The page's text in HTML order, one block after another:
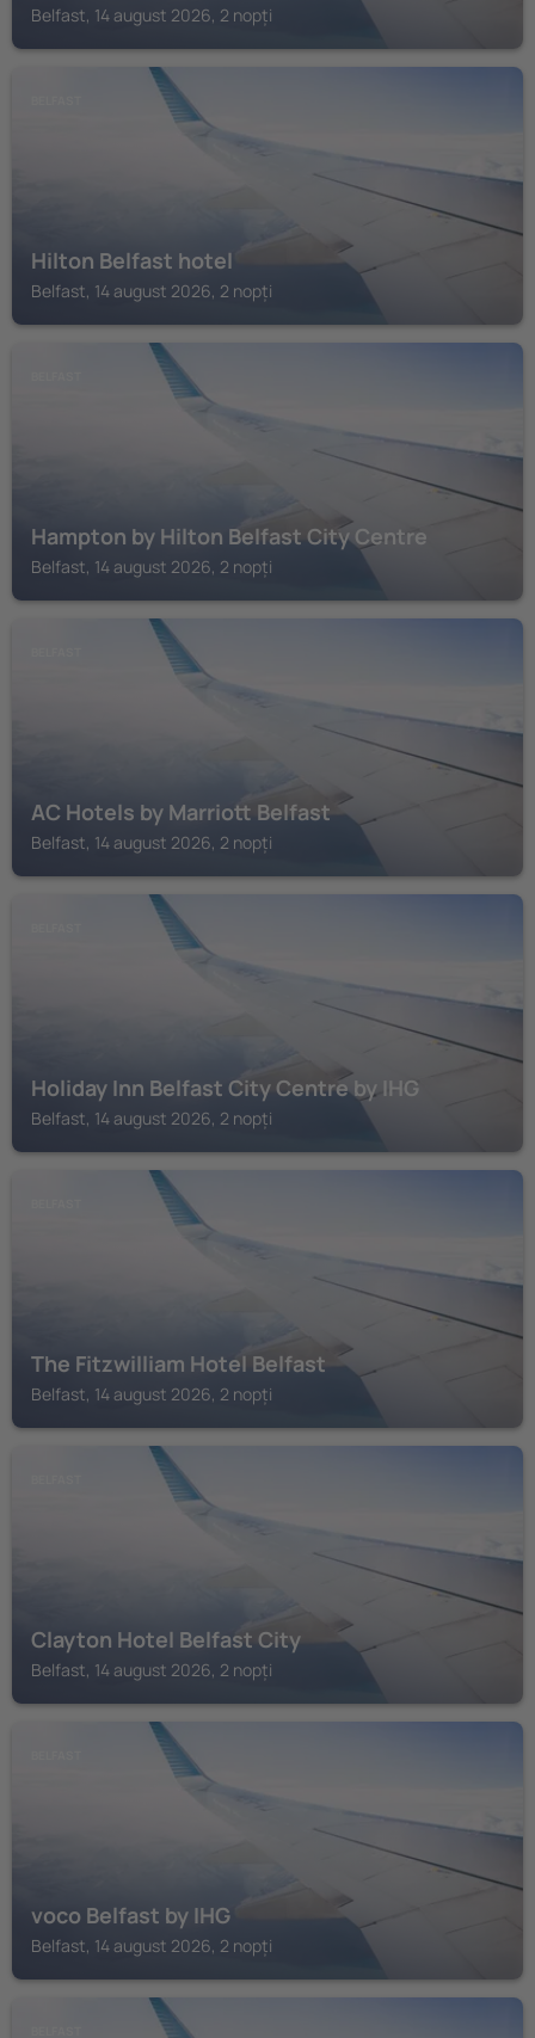
Belfast, 14 august 2026, 2 nopți
Hilton Belfast hotel
Belfast, 14 august 2026, 2 nopți
Hampton by Hilton Belfast City Centre
Belfast, 14 august 2026, 2 nopți
AC Hotels by Marriott Belfast
Belfast, 14 august 2026, 2 nopți
Holiday Inn Belfast City Centre by IHG
Belfast, 14 august 2026, 2 nopți
The Fitzwilliam Hotel Belfast
Belfast, 14 august 2026, 2 nopți
Clayton Hotel Belfast City
Belfast, 14 august 2026, 2 nopți
voco Belfast by IHG
Belfast, 14 august 2026, 2 nopți